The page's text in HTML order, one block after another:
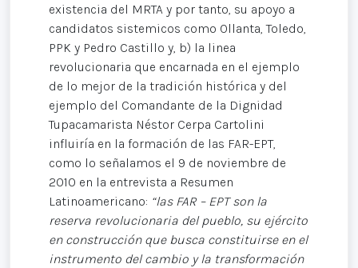
existencia del MRTA y por tanto, su apoyo a
candidatos sistemicos como Ollanta, Toledo,
PPK y Pedro Castillo y, b) la linea
revolucionaria que encarnada en el ejemplo
de lo mejor de la tradición histórica y del
ejemplo del Comandante de la Dignidad
Tupacamarista Néstor Cerpa Cartolini
influiría en la formación de las FAR-EPT,
como lo señalamos el 9 de noviembre de
2010 en la entrevista a Resumen
Latinoamericano: “las FAR – EPT son la
reserva revolucionaria del pueblo, su ejército
en construcción que busca constituirse en el
instrumento del cambio y la transformación